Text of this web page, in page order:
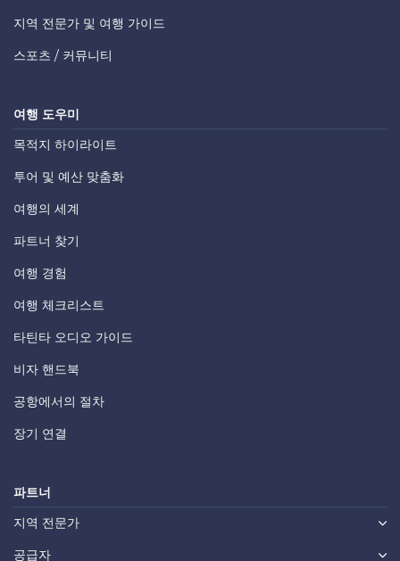
지역 전문가 및 여행 가이드
스포츠 / 커뮤니티
여행 도우미
목적지 하이라이트
투어 및 예산 맞춤화
여행의 세계
파트너 찾기
여행 경험
여행 체크리스트
타틴타 오디오 가이드
비자 핸드북
공항에서의 절차
장기 연결
파트너
지역 전문가
공급자